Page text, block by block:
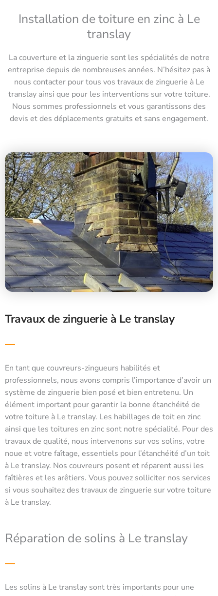
Installation de toiture en zinc à Le
translay
La couverture et la zinguerie sont les spécialités de notre
entreprise depuis de nombreuses années. N’hésitez pas à
nous contacter pour tous vos travaux de zinguerie à Le
translay ainsi que pour les interventions sur votre toiture.
Nous sommes professionnels et vous garantissons des
devis et des déplacements gratuits et sans engagement.
Travaux de zinguerie à Le translay
En tant que couvreurs-zingueurs habilités et
professionnels, nous avons compris l’importance d’avoir un
système de zinguerie bien posé et bien entretenu. Un
élément important pour garantir la bonne étanchéité de
votre toiture à Le translay. Les habillages de toit en zinc
ainsi que les toitures en zinc sont notre spécialité. Pour des
travaux de qualité, nous intervenons sur vos solins, votre
noue et votre faîtage, essentiels pour l’étanchéité d’un toit
à Le translay. Nos couvreurs posent et réparent aussi les
faîtières et les arêtiers. Vous pouvez solliciter nos services
si vous souhaitez des travaux de zinguerie sur votre toiture
à Le translay.
Réparation de solins à Le translay
Les solins à Le translay sont très importants pour une